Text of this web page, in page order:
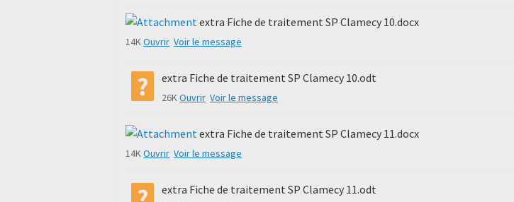
extra Fiche de traitement SP Clamecy 10.docx
14KOuvrir Voir le message
extra Fiche de traitement SP Clamecy 10.odt
26KOuvrir Voir le message
extra Fiche de traitement SP Clamecy 11.docx
14KOuvrir Voir le message
extra Fiche de traitement SP Clamecy 11.odt